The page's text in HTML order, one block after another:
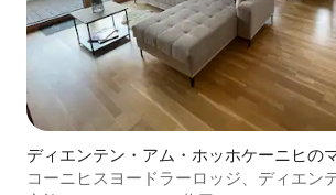
ディエンテン・アム・ホッホケーニヒの
ョン・アパート
コーニヒスヨードラーロッジ、ディエン